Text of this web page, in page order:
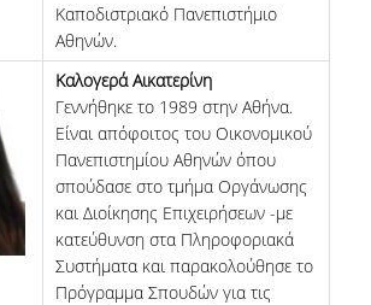
Καποδιστριακό Πανεπιστήμιο
Αθηνών.
Καλογερά Αικατερίνη
Γεννήθηκε το 1989 στην Αθήνα.
Είναι απόφοιτος του Οικονομικού
Πανεπιστημίου Αθηνών όπου
σπούδασε στο τμήμα Οργάνωσης
και Διοίκησης Επιχειρήσεων -με
κατεύθυνση στα Πληροφοριακά
Συστήματα και παρακολούθησε το
Πρόγραμμα Σπουδών για τις